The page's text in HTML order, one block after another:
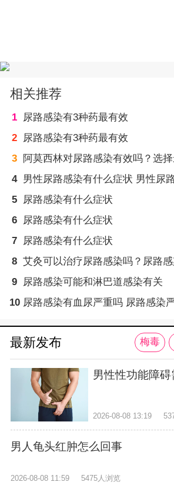
相关推荐
1
尿路感染有3种药最有效
2
尿路感染有3种药最有效
3
阿莫西林对尿路感染有效吗？选
4
5
尿路感染有什么症状
6
尿路感染有什么症状
7
尿路感染有什么症状
8 艾灸可以治疗尿路感染吗？尿路
9
尿路感染可能和淋巴道感染有关
10 尿路感染有血尿严重吗 尿路感染
最新发布 梅毒
男性性功能障
2026-08-08 13:19
男人龟头红肿怎么回事
2026-08-08 11:59 5475人浏览